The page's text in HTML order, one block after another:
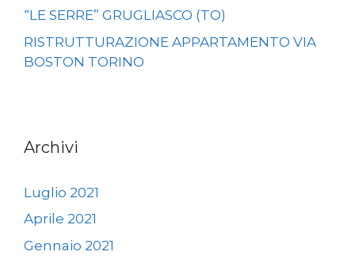
“LE SERRE” GRUGLIASCO (TO)
RISTRUTTURAZIONE APPARTAMENTO VIA
BOSTON TORINO
Archivi
Luglio 2021
Aprile 2021
Gennaio 2021